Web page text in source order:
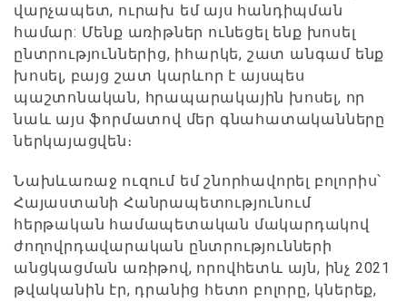
վարչապետ, ուրախ եմ այս հանդիպման
համար: Մենք առիթներ ունեցել ենք խոսել
ընտրություններից, իհարկե, շատ անգամ ենք
խոսել, բայց շատ կարևոր է այսպես
պաշտոնական, հրապարակային խոսել, որ
նաև այս ֆորմատով մեր գնահատականները
ներկայացվեն։
Նախևառաջ ուզում եմ շնորհավորել բոլորիս՝
Հայաստանի Հանրապետությունում
հերթական համապետական մակարդակով
ժողովրդավարական ընտրությունների
անցկացման առիթով, որովհետև այն, ինչ 2021
թվականին էր, դրանից հետո բոլորը, կներեք,